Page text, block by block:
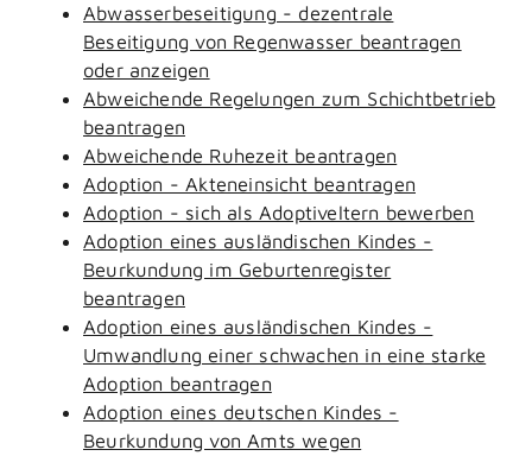
Abwasserbeseitigung - dezentrale
Beseitigung von Regenwasser beantragen
oder anzeigen
Abweichende Regelungen zum Schichtbetrieb
beantragen
Abweichende Ruhezeit beantragen
Adoption - Akteneinsicht beantragen
Adoption - sich als Adoptiveltern bewerben
Adoption eines ausländischen Kindes -
Beurkundung im Geburtenregister
beantragen
Adoption eines ausländischen Kindes -
Umwandlung einer schwachen in eine starke
Adoption beantragen
Adoption eines deutschen Kindes -
Beurkundung von Amts wegen